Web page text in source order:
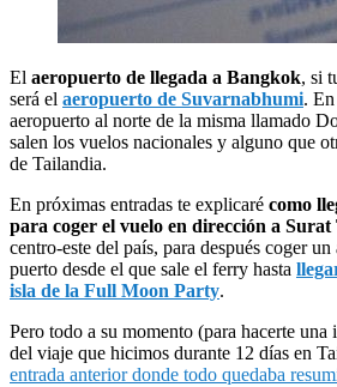
El aeropuerto de llegada a Bangkok, si
será el aeropuerto de Suvarnabhumi.
aeropuerto al norte de la misma llamado
salen los vuelos nacionales y alguno que
de Tailandia.
En próximas entradas te explicaré como
para coger el vuelo en dirección a
centro-este del país, para después coger
puerto desde el que sale el ferry hasta
isla de la Full Moon Party.
Pero todo a su momento (para hacerte una
del viaje que hicimos durante 12 días en
entrada anterior donde todo quedaba